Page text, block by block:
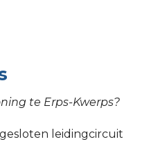
te Erps-Kwerps?
leidingcircuit